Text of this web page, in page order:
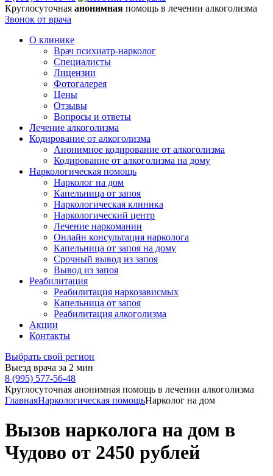
Круглосуточная анонимная помощь в лечении алкоголизма
Звонок от врача
О клинике
Врач психиатр-нарколог
Специалисты
Лицензии
Фотогалерея
Цены
Отзывы
Вопросы и ответы
Лечение алкоголизма
Кодирование от алкоголизма
Анонимное кодирование от алкоголизма
Кодирование от алкоголизма на дому
Наркологическая помощь
Нарколог на дом
Капельница от запоя
Наркологическая клиника
Наркологический центр
Лечение наркомании
Онлайн консультация нарколога
Капельница от запоя на дому
Срочный вывод из запоя
Вывод из запоя
Реабилитация
Реабилитация наркозависмых
Капельница от запоя
Реабилитация алкоголизма
Акции
Контакты
Выбрать свой регион
Выезд врача за 2 мин
8 (995) 577-56-48
Круглосуточная анонимная помощь в лечении алкоголизма
ГлавнаяНаркологическая помощьНарколог на дом
Вызов нарколога на дом в
Чудово от 2450 рублей